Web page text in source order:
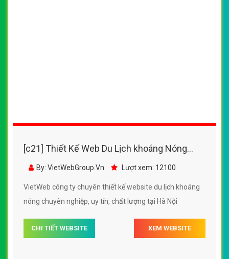
[c21] Thiết Kế Web Du Lịch khoáng Nóng
Minegeology đẹp SEO nhanh hiệu quả
By: VietWebGroup.Vn Lượt xem: 12100
VietWeb công ty chuyên thiết kế website du lịch khoáng
nóng chuyên nghiệp, uy tín, chất lượng tại Hà Nội
CHI TIẾT WEBSITE XEM WEBSITE